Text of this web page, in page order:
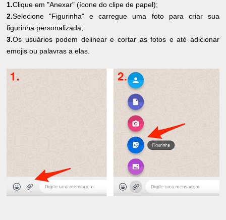
1.Clique em "Anexar" (ícone do clipe de papel);
2.Selecione "Figurinha" e carregue uma foto para criar sua
figurinha personalizada;
3.Os usuários podem delinear e cortar as fotos e até adicionar
emojis ou palavras a elas.